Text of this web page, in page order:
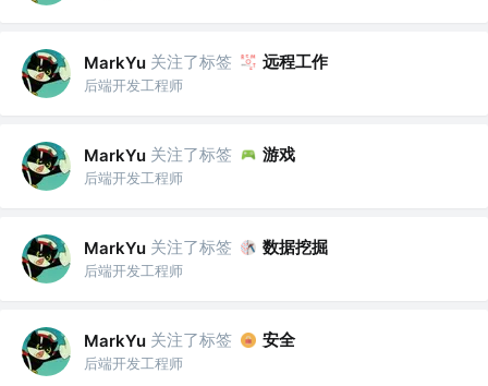
MarkYu 关注了标签 远程工作
后端开发工程师
MarkYu 关注了标签 游戏
后端开发工程师
MarkYu 关注了标签 数据挖掘
后端开发工程师
MarkYu 关注了标签 安全
后端开发工程师